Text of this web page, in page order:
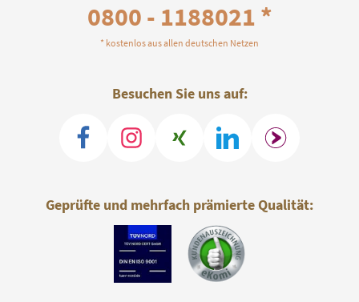
0800 - 1188021 *
* kostenlos aus allen deutschen Netzen
Besuchen Sie uns auf:
Geprüfte und mehrfach prämierte Qualität: